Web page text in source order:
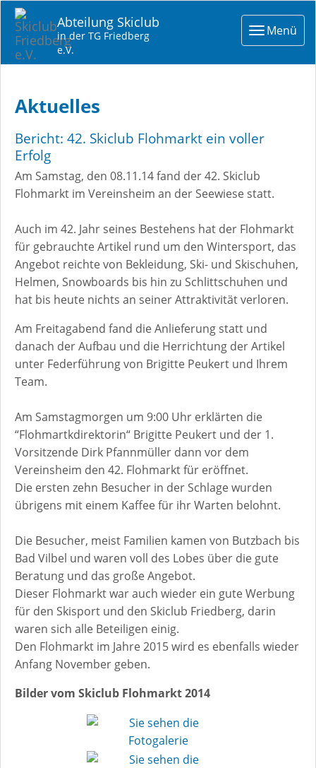
Toggle
Menü
Abteilung Skiclub
in der TG Friedberg
e.V.
Aktuelles
Bericht: 42. Skiclub Flohmarkt ein voller
Erfolg
Am Samstag, den 08.11.14 fand der 42. Skiclub
Flohmarkt im Vereinsheim an der Seewiese statt.
Auch im 42. Jahr seines Bestehens hat der Flohmarkt
für gebrauchte Artikel rund um den Wintersport, das
Angebot reichte von Bekleidung, Ski- und Skischuhen,
Helmen, Snowboards bis hin zu Schlittschuhen und
hat bis heute nichts an seiner Attraktivität verloren.
Am Freitagabend fand die Anlieferung statt und
danach der Aufbau und die Herrichtung der Artikel
unter Federführung von Brigitte Peukert und Ihrem
Team.
Am Samstagmorgen um 9:00 Uhr erklärten die
“Flohmartkdirektorin“ Brigitte Peukert und der 1.
Vorsitzende Dirk Pfannmüller dann vor dem
Vereinsheim den 42. Flohmarkt für eröffnet.
Die ersten zehn Besucher in der Schlage wurden
übrigens mit einem Kaffee für ihr Warten belohnt.
Die Besucher, meist Familien kamen von Butzbach bis
Bad Vilbel und waren voll des Lobes über die gute
Beratung und das große Angebot.
Dieser Flohmarkt war auch wieder ein gute Werbung
für den Skisport und den Skiclub Friedberg, darin
waren sich alle Beteiligen einig.
Den Flohmarkt im Jahre 2015 wird es ebenfalls wieder
Anfang November geben.
Bilder vom Skiclub Flohmarkt 2014